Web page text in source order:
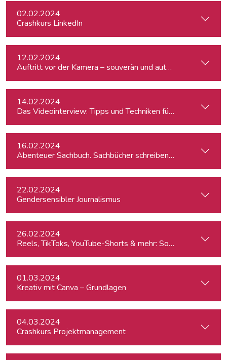
02.02.2024
Crashkurs LinkedIn
12.02.2024
Auftritt vor der Kamera – souverän und authentisch
14.02.2024
Das Videointerview: Tipps und Techniken für TV und Web
16.02.2024
Abenteuer Sachbuch. Sachbücher schreiben für
22.02.2024
Gendersensibler Journalismus
26.02.2024
Reels, TikToks, YouTube-Shorts & mehr: Social Media-
01.03.2024
Kreativ mit Canva – Grundlagen
04.03.2024
Crashkurs Projektmanagement